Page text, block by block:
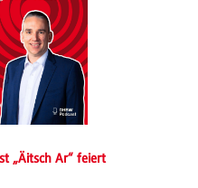
„Äitsch Ar“ feiert